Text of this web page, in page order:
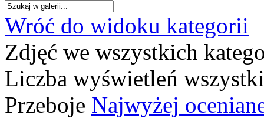
Wróć do widoku kategorii
Zdjęć we wszystkich
Liczba wyświetleń
Przeboje Najwyżej